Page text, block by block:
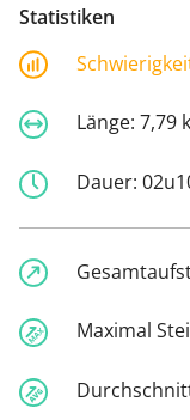
Statistiken
Länge: 7,79
Dauer:
Maximal